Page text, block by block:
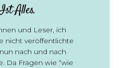
Alles.
und Leser, ich
nicht veröffentlichte
nach und nach
Da Fragen wie “wie